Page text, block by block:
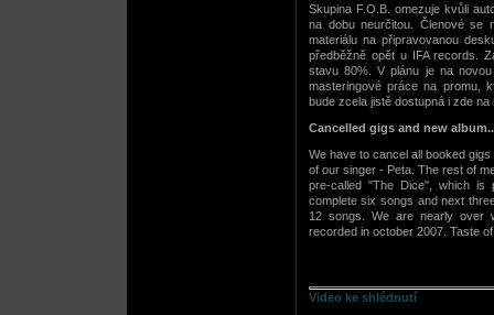
Skupina F.O.B. omezuje kvůli
na dobu neurčitou. Členové se
materiálu na připravovanou
předběžně opět u IFA records.
stavu 80%. V plánu je na
masteringové práce na promu,
bude zcela jistě dostupná i zde na
Cancelled gigs and new
We have to cancel all booked
of our singer - Peta. The rest of
pre-called "The Dice", which is
complete six songs and next
12 songs. We are nearly over
recorded in october 2007. Taste
Video ke shlédnutí